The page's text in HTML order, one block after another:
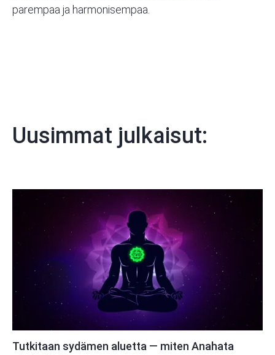
parempaa ja harmonisempaa.
Uusimmat julkaisut:
Tutkitaan sydämen aluetta — miten Anahata